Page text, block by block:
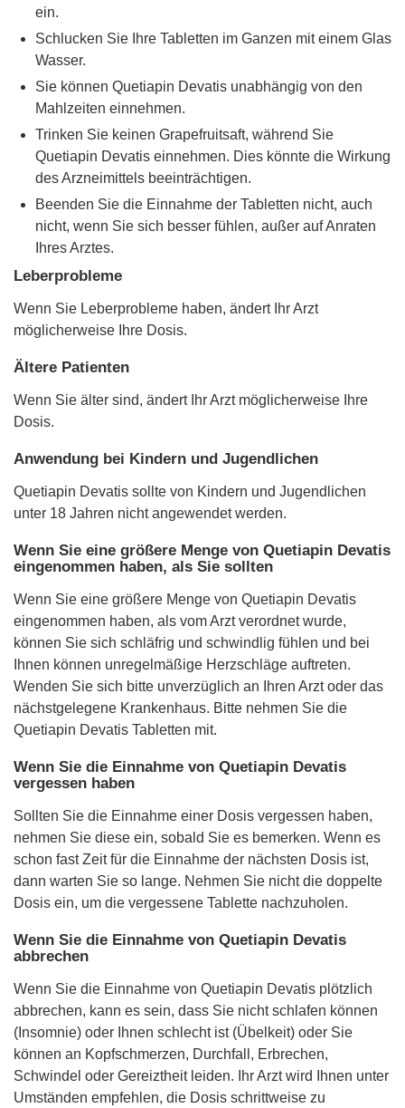
ein.
Schlucken Sie Ihre Tabletten im Ganzen mit einem Glas
Wasser.
Sie können Quetiapin Devatis unabhängig von den
Mahlzeiten einnehmen.
Trinken Sie keinen Grapefruitsaft, während Sie
Quetiapin Devatis einnehmen. Dies könnte die Wirkung
des Arzneimittels beeinträchtigen.
Beenden Sie die Einnahme der Tabletten nicht, auch
nicht, wenn Sie sich besser fühlen, außer auf Anraten
Ihres Arztes.
Leberprobleme
Wenn Sie Leberprobleme haben, ändert Ihr Arzt
möglicherweise Ihre Dosis.
Ältere Patienten
Wenn Sie älter sind, ändert Ihr Arzt möglicherweise Ihre
Dosis.
Anwendung bei Kindern und Jugendlichen
Quetiapin Devatis sollte von Kindern und Jugendlichen
unter 18 Jahren nicht angewendet werden.
Wenn Sie eine größere Menge von Quetiapin Devatis
eingenommen haben, als Sie sollten
Wenn Sie eine größere Menge von Quetiapin Devatis
eingenommen haben, als vom Arzt verordnet wurde,
können Sie sich schläfrig und schwindlig fühlen und bei
Ihnen können unregelmäßige Herzschläge auftreten.
Wenden Sie sich bitte unverzüglich an Ihren Arzt oder das
nächstgelegene Krankenhaus. Bitte nehmen Sie die
Quetiapin Devatis Tabletten mit.
Wenn Sie die Einnahme von Quetiapin Devatis
vergessen haben
Sollten Sie die Einnahme einer Dosis vergessen haben,
nehmen Sie diese ein, sobald Sie es bemerken. Wenn es
schon fast Zeit für die Einnahme der nächsten Dosis ist,
dann warten Sie so lange. Nehmen Sie nicht die doppelte
Dosis ein, um die vergessene Tablette nachzuholen.
Wenn Sie die Einnahme von Quetiapin Devatis
abbrechen
Wenn Sie die Einnahme von Quetiapin Devatis plötzlich
abbrechen, kann es sein, dass Sie nicht schlafen können
(Insomnie) oder Ihnen schlecht ist (Übelkeit) oder Sie
können an Kopfschmerzen, Durchfall, Erbrechen,
Schwindel oder Gereiztheit leiden. Ihr Arzt wird Ihnen unter
Umständen empfehlen, die Dosis schrittweise zu